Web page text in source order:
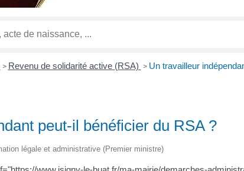
> Revenu de solidarité active (RSA) > Un travailleur
peut-il bénéficier du RSA ?
légale et administrative (Premier ministre)